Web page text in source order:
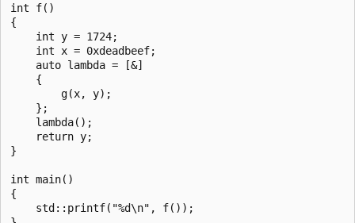
int f()
{
    int y = 1724;
    int x = 0xdeadbeef;
    auto lambda = [&]
    {
        g(x, y);
    };
    lambda();
    return y;
}
int main()
{
    std::printf("%d\n", f());